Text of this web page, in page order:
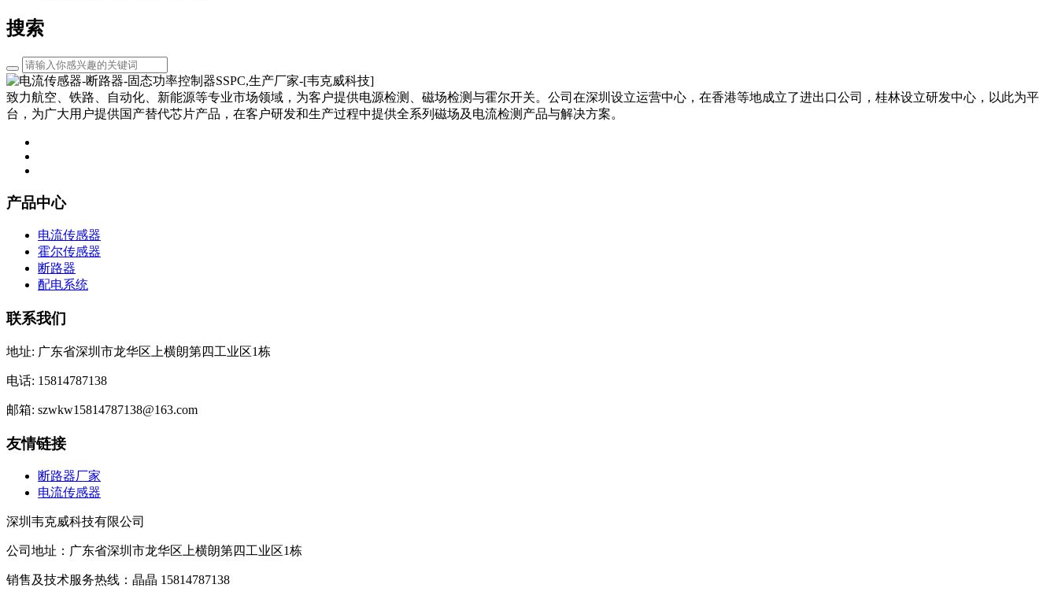
搜索
致力航空、铁路、自动化、新能源等专业市场领域，为客户提供电源检测、磁场检测与霍尔开关。公司在深圳设立运营中心，在香港等地成立了进出口公司，桂林设立研发中心，以此为平
台，为广大用户提供国产替代芯片产品，在客户研发和生产过程中提供全系列磁场及电流检测产品与解决方案。
产品中心
电流传感器
霍尔传感器
断路器
配电系统
联系我们
地址: 广东省深圳市龙华区上横朗第四工业区1栋
电话: 15814787138
邮箱: szwkw15814787138@163.com
友情链接
断路器厂家
电流传感器
深圳韦克威科技有限公司
公司地址：广东省深圳市龙华区上横朗第四工业区1栋
销售及技术服务热线：晶晶 15814787138